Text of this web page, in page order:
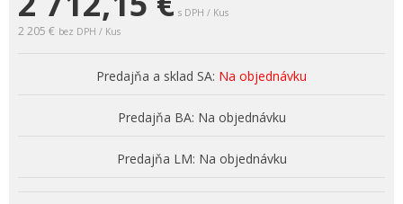
s DPH / Kus
2 205 € bez DPH / Kus
Predajňa a sklad SA: Na objednávku
Predajňa BA: Na objednávku
Predajňa LM: Na objednávku